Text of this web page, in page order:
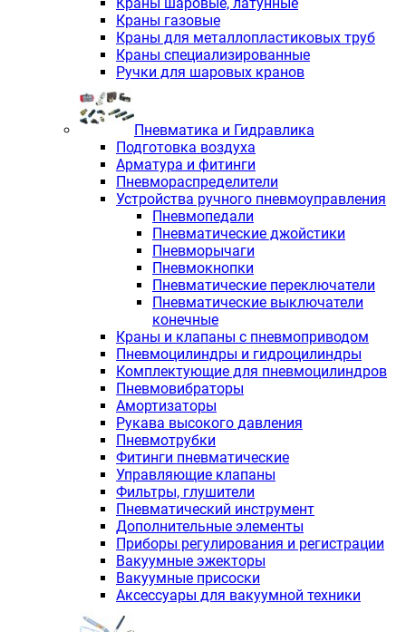
Краны газовые
Краны для металлопластиковых труб
Краны специализированные
Ручки для шаровых кранов
Пневматика и Гидравлика
Подготовка воздуха
Арматура и фитинги
Пневмораспределители
Устройства ручного пневмоуправления
Пневмопедали
Пневматические джойстики
Пневморычаги
Пневмокнопки
Пневматические переключатели
Пневматические выключатели
конечные
Краны и клапаны с пневмоприводом
Пневмоцилиндры и гидроцилиндры
Комплектующие для пневмоцилиндров
Пневмовибраторы
Амортизаторы
Рукава высокого давления
Пневмотрубки
Фитинги пневматические
Управляющие клапаны
Фильтры, глушители
Пневматический инструмент
Дополнительные элементы
Приборы регулирования и регистрации
Вакуумные эжекторы
Вакуумные присоски
Аксессуары для вакуумной техники